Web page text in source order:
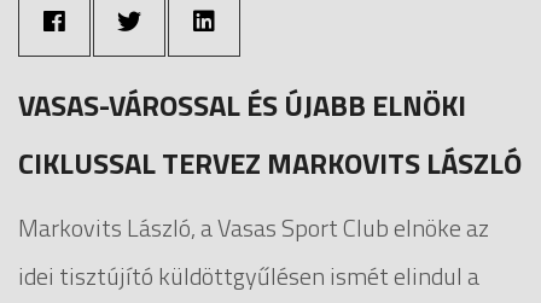
VASAS-VÁROSSAL ÉS ÚJABB ELNÖKI
CIKLUSSAL TERVEZ MARKOVITS LÁSZLÓ
Markovits László, a Vasas Sport Club elnöke az
idei tisztújító küldöttgyűlésen ismét elindul a